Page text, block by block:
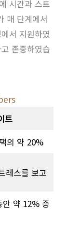
시간과 스트
매 단계에서
서 지원하였
존중하였습
트
의 약 20%
레스를 보고
안 약 12% 증